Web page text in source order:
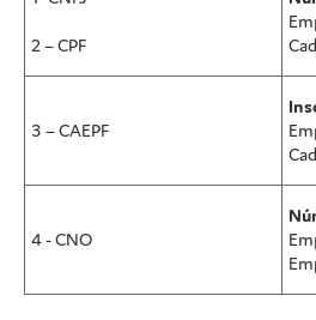
2 – CPF
3 – CAEPF
4 - CNO